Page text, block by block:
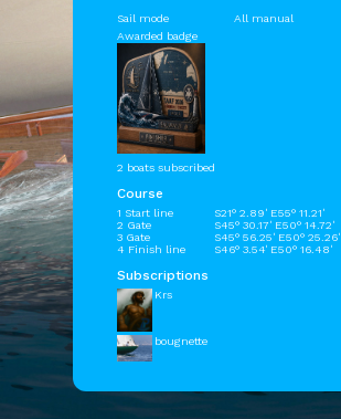
Sail mode
All manual
Awarded badge
2 boats subscribed
Course
1 Start line
S21° 2.89' E55° 11.21'
2 Gate
S45° 30.17' E50° 14.72'
3 Gate
S45° 56.25' E50° 25.26'
4 Finish line
S46° 3.54' E50° 16.48'
Subscriptions
Krs
bougnette